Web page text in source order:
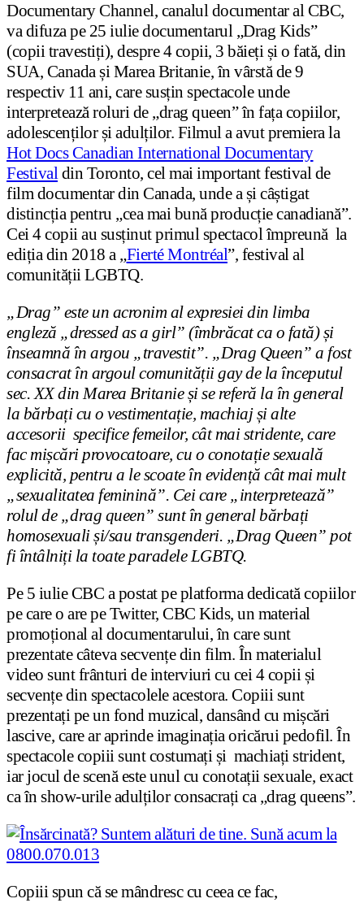
Documentary Channel, canalul documentar al CBC,
va difuza pe 25 iulie documentarul „Drag Kids”
(copii travestiți), despre 4 copii, 3 băieți și o fată, din
SUA, Canada și Marea Britanie, în vârstă de 9
respectiv 11 ani, care susțin spectacole unde
interpretează roluri de „drag queen” în fața copiilor,
adolescenților și adulților. Filmul a avut premiera la
Hot Docs Canadian International Documentary
Festivaldin Toronto, cel mai important festival de
film documentar din Canada, unde a și câștigat
distincția pentru „cea mai bună producție canadiană”.
Cei 4 copii au susținut primul spectacol împreună la
ediția din 2018 a „Fierté Montréal”, festival al
comunității LGBTQ.
„Drag” este un acronim al expresiei din limba
engleză „dressed as a girl” (îmbrăcat ca o fată) și
înseamnă în argou „travestit”. „Drag Queen” a fost
consacrat în argoul comunității gay de la începutul
sec. XX din Marea Britanie și se referă la în general
la bărbați cu o vestimentație, machiaj și alte
accesorii specifice femeilor, cât mai stridente, care
fac mișcări provocatoare, cu o conotație sexuală
explicită, pentru a le scoate în evidență cât mai mult
„sexualitatea feminină”. Cei care „interpretează”
rolul de „drag queen” sunt în general bărbați
homosexuali și/sau transgenderi. „Drag Queen” pot
fi întâlniți la toate paradele LGBTQ.
Pe 5 iulie CBC a postat pe platforma dedicată copiilor
pe care o are pe Twitter, CBC Kids, un material
promoțional al documentarului, în care sunt
prezentate câteva secvențe din film. În materialul
video sunt frânturi de interviuri cu cei 4 copii și
secvențe din spectacolele acestora. Copiii sunt
prezentați pe un fond muzical, dansând cu mișcări
lascive, care ar aprinde imaginația oricărui pedofil. În
spectacole copiii sunt costumați și machiați strident,
iar jocul de scenă este unul cu conotații sexuale, exact
ca în show-urile adulților consacrați ca „drag queens”.
Copiii spun că se mândresc cu ceea ce fac,